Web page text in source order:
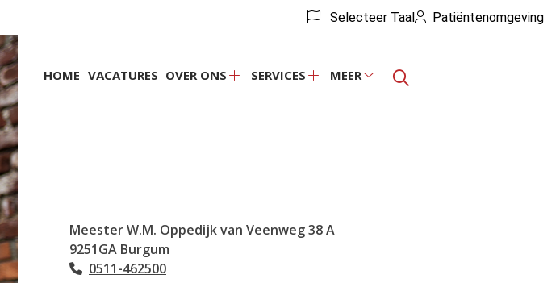
Selecteer Taal Patiëntenomgeving
Hoofdmenu
HOME VACATURES OVER ONS SERVICES MEER
Meester W.M. Oppedijk van Veenweg38 A
9251GA Burgum
Tel:
0511-462500